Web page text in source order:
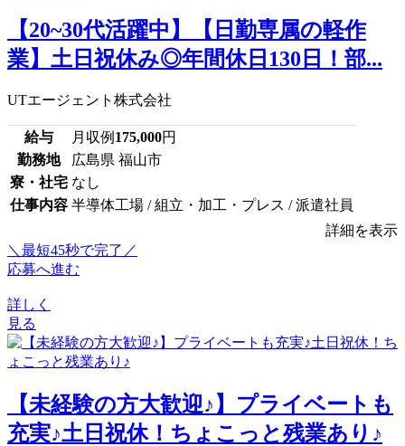
【20~30代活躍中】【日勤専属の軽作
業】土日祝休み◎年間休日130日！部...
UTエージェント株式会社
給与 月収例 175,000円
勤務地
広島県 福山市
寮・社宅 なし
仕事内容 半導体工場 / 組立・加工・プレス / 派遣社員
詳細を表示
＼最短45秒で完了／
応募へ進む
詳しく
見る
【未経験の方大歓迎♪】プライベートも
充実♪土日祝休！ちょこっと残業あり♪